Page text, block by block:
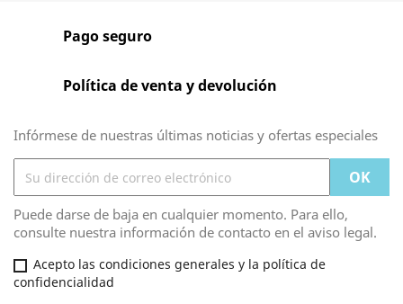
Pago seguro
Política de venta y devolución
Infórmese de nuestras últimas noticias y ofertas especiales
Puede darse de baja en cualquier momento. Para ello,
consulte nuestra información de contacto en el aviso legal.
Acepto las condiciones generales y la política de
confidencialidad